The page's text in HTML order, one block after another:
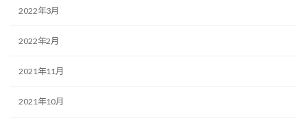
2022年3月
2022年2月
2021年11月
2021年10月